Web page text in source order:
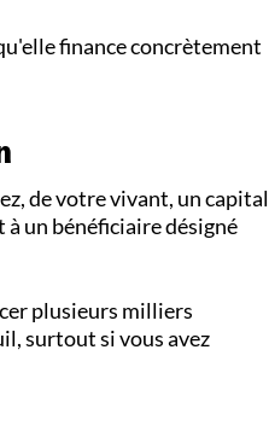
finance concrètement
de votre vivant, un capital
un bénéficiaire désigné
plusieurs milliers
surtout si vous avez